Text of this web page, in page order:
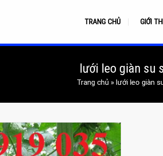
TRANG CHỦ GIỚI
lưới leo giàn su
Trang chủ» lưới leo giàn